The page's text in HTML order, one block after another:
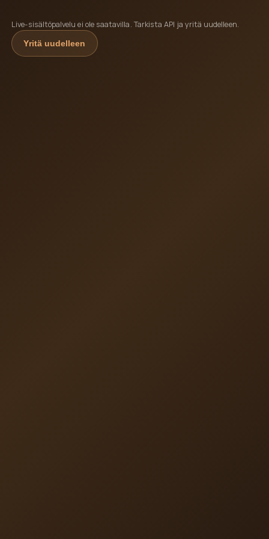
Live-sisältöpalvelu ei ole saatavilla. Tarkista API ja yritä uudelleen.
Yritä uudelleen